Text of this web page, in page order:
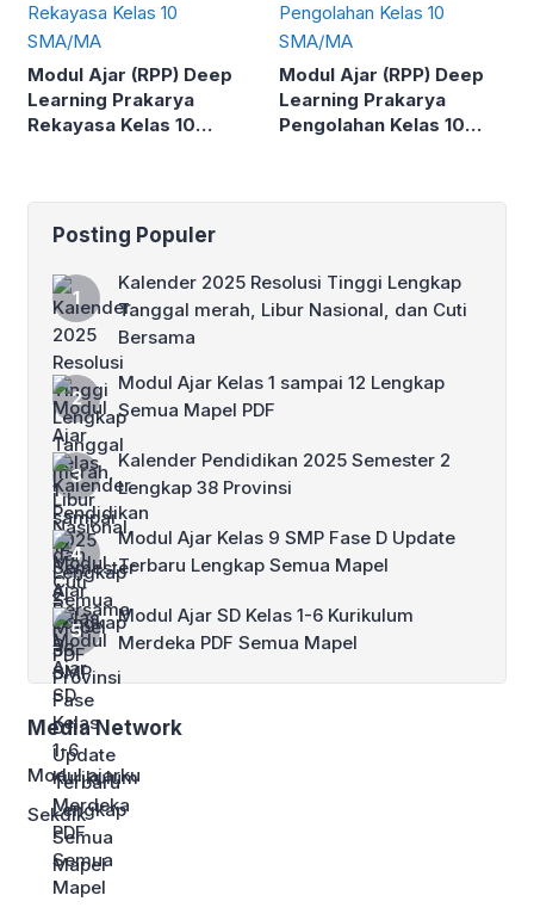
Modul Ajar (RPP) Deep
Learning Prakarya
Rekayasa Kelas 10
Modul Ajar (RPP) Deep
Learning Prakarya
Pengolahan Kelas 10
Posting Populer
Kalender 2025 Resolusi Tinggi Lengkap
Tanggal merah, Libur Nasional, dan Cuti
Bersama
Modul Ajar Kelas 1 sampai 12 Lengkap
Semua Mapel PDF
Kalender Pendidikan 2025 Semester 2
Lengkap 38 Provinsi
Modul Ajar Kelas 9 SMP Fase D Update
Terbaru Lengkap Semua Mapel
Modul Ajar SD Kelas 1-6 Kurikulum
Merdeka PDF Semua Mapel
Media Network
Modul ajarku
Sekdik